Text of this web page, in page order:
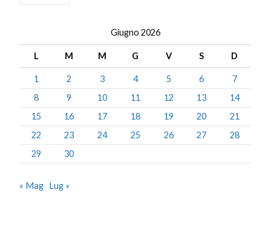
Giugno 2026
L M M G V S D
1 2 3 4 5 6
7
8
9 10 11 12 13
14
15
16 17 18 19 20
21
22
23 24 25 26 27
28
29
30
« Mag Lug »